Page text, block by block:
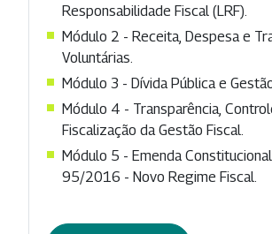
Responsabilidade Fiscal (LRF).
Módulo 2 - Receita, Despesa e
Voluntárias.
Módulo 3 - Dívida Pública e
Módulo 4 - Transparência,
Fiscalização da Gestão Fiscal.
Módulo 5 - Emenda
95/2016 - Novo Regime Fiscal.